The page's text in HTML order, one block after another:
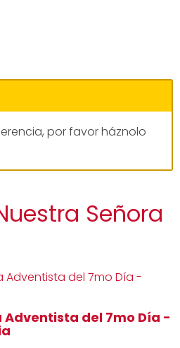
por favor háznolo
Señora
Adventista del 7mo Día -